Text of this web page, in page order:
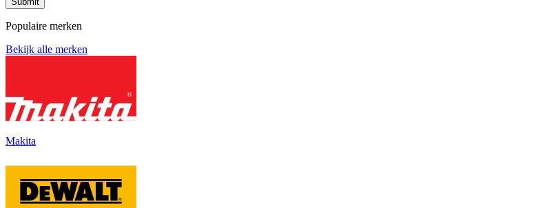
Populaire merken
Bekijk alle merken
Makita